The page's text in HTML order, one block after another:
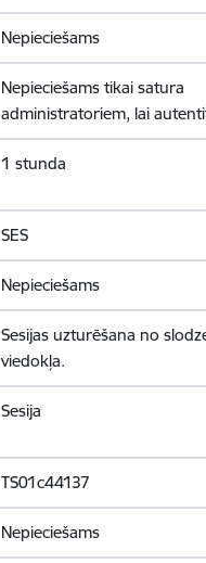
Nepieciešams
Nepieciešams tikai satura
administratoriem, lai
1 stunda
SES
Nepieciešams
Sesijas uzturēšana no
viedokļa.
Sesija
TS01c44137
Nepieciešams